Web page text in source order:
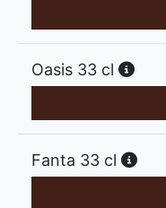
Oasis 33 cl
Fanta 33 cl